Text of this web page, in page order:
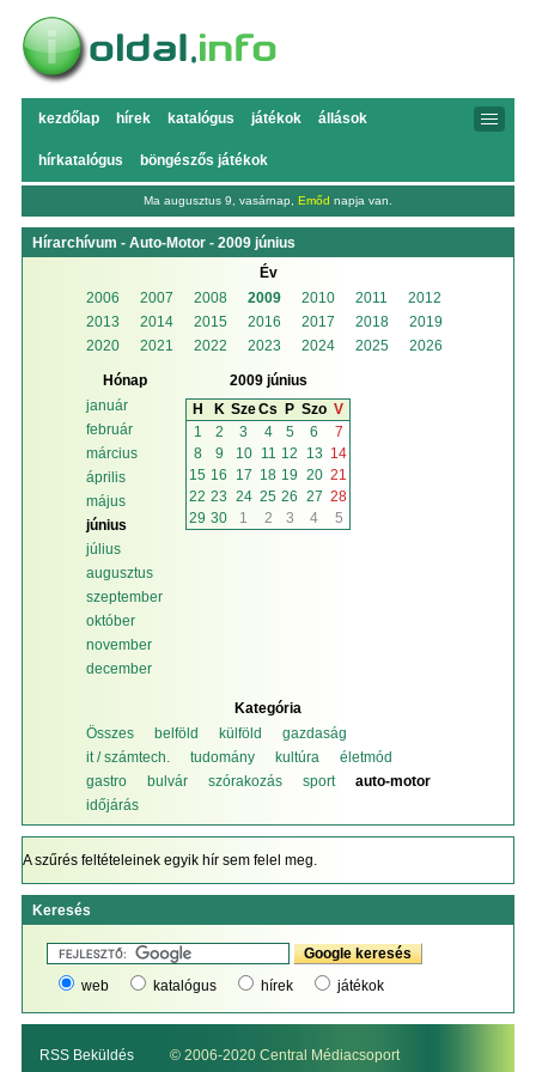
kezdőlap hírek katalógus játékok állások
hírkatalógus böngészős játékok
Ma augusztus 9, vasárnap, Emőd napja van.
Hírarchívum - Auto-Motor - 2009 június
Év
2006
2007 2008 2009 2010 2011
2012
2013
2014 2015 2016 2017 2018
2019
2020
2021 2022 2023 2024 2025 2026
Hónap
január
február
március
április
május
június
július
augusztus
szeptember
október
november
december
2009 június
H
K SzeCs P Szo V
1
2 3 4 5 6
7
8
9 10 11 12 13 14
15 16 17 18 19 20 21
22 23 24 25 26 27 28
29 30 1 2 3 4 5
Kategória
Összes
belföld külföld
gazdaság
it / számtech.
tudomány kultúra
életmód
gastro
bulvár szórakozás sport
auto-motor
időjárás
A szűrés feltételeinek egyik hír sem felel meg.
Keresés
web katalógus hírek játékok
RSS Beküldés © 2006-2020 Central Médiacsoport